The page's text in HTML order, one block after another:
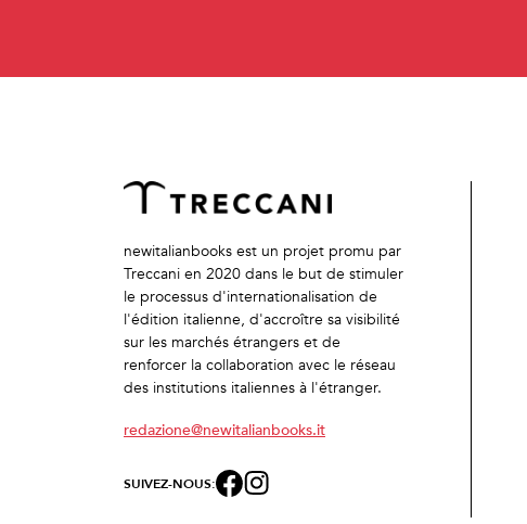
newitalianbooks est un projet promu par
Treccani en 2020 dans le but de stimuler
le processus d'internationalisation de
l'édition italienne, d'accroître sa visibilité
sur les marchés étrangers et de
renforcer la collaboration avec le réseau
des institutions italiennes à l'étranger.
redazione@newitalianbooks.it
SUIVEZ-NOUS: